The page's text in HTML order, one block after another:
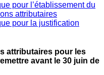
pour l’établissement du
attributaires
pour la justification
attributaires pour les
avant le 30 juin de